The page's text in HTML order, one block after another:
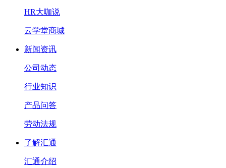
HR大咖说
云学堂商城
新闻资讯
公司动态
行业知识
产品问答
劳动法规
了解汇通
汇通介绍